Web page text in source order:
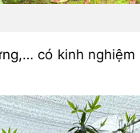
có kinh